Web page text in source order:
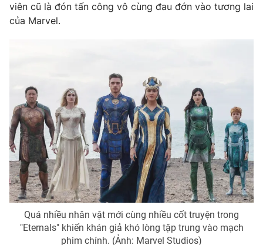
viên cũ là đón tấn công vô cùng đau đớn vào tương lai
của Marvel.
Quá nhiều nhân vật mới cùng nhiều cốt truyện trong
"Eternals" khiến khán giả khó lòng tập trung vào mạch
phim chính. (Ảnh: Marvel Studios)